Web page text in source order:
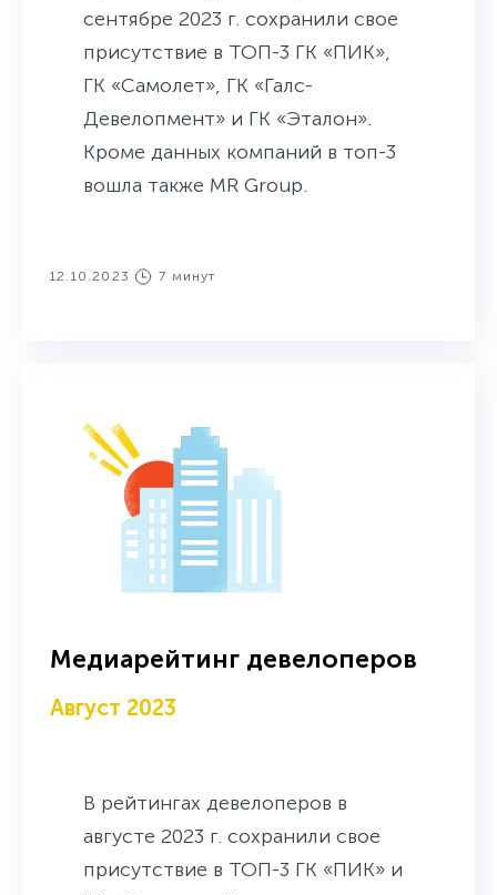
сентябре 2023 г. сохранили свое
присутствие в ТОП-3 ГК «ПИК»,
ГК «Самолет», ГК «Галс-
Девелопмент» и ГК «Эталон».
Кроме данных компаний в топ-3
вошла также MR Group.
12.10.2023 7 минут
Медиарейтинг девелоперов
Август 2023
В рейтингах девелоперов в
августе 2023 г. сохранили свое
присутствие в ТОП-3 ГК «ПИК» и